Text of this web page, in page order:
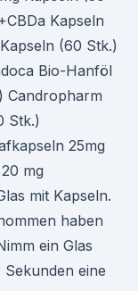
Kapseln
(60 Stk.)
Bio-Hanföl
Candropharm
Stk.)
25mg
mg
mit Kapseln.
haben
ein Glas
eine